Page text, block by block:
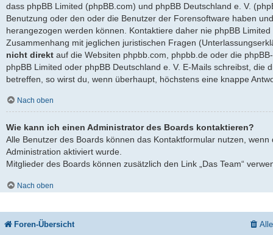
dass phpBB Limited (phpBB.com) und phpBB Deutschland e. V.
Benutzung oder den oder die Benutzer der Forensoftware haben
herangezogen werden können. Kontaktiere daher nie phpBB
Zusammenhang mit jeglichen juristischen Fragen
nicht direkt auf die Websiten phpbb.com, phpbb.de oder die
phpBB Limited oder phpBB Deutschland e. V. E-Mails schreibst, die
betreffen, so wirst du, wenn überhaupt, höchstens eine knappe
Nach oben
Wie kann ich einen Administrator des Boards kontaktieren?
Alle Benutzer des Boards können das Kontaktformular nutzen,
Administration aktiviert wurde.
Mitglieder des Boards können zusätzlich den Link „Das Team“
Nach oben
Foren-Übersicht